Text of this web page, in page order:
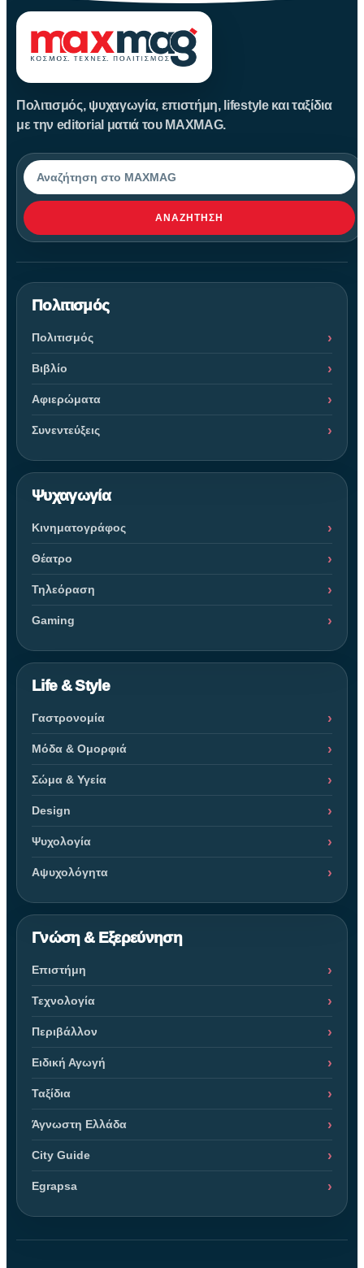
Πολιτισμός, ψυχαγωγία, επιστήμη, lifestyle και ταξίδια
με την editorial ματιά του MAXMAG.
Αναζήτηση
ΑΝΑΖΉΤΗΣΗ
Πολιτισμός
Πολιτισμός
Βιβλίο
Αφιερώματα
Συνεντεύξεις
Ψυχαγωγία
Κινηματογράφος
Θέατρο
Τηλεόραση
Gaming
Life & Style
Γαστρονομία
Μόδα & Ομορφιά
Σώμα & Υγεία
Design
Ψυχολογία
Αψυχολόγητα
Γνώση & Εξερεύνηση
Επιστήμη
Τεχνολογία
Περιβάλλον
Ειδική Αγωγή
Ταξίδια
Άγνωστη Ελλάδα
City Guide
Egrapsa